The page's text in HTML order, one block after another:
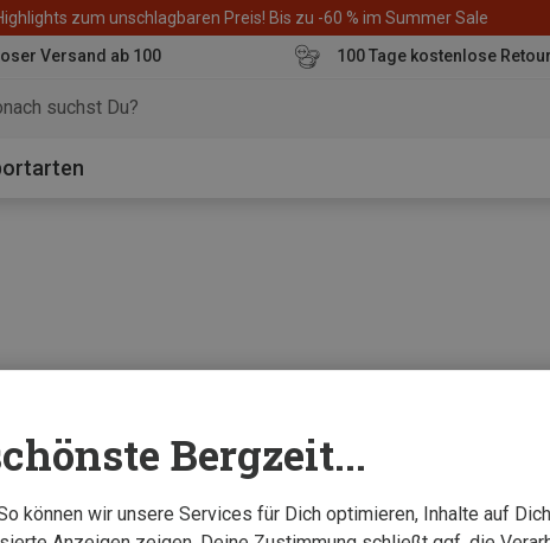
zum unschlagbaren Preis! Bis zu -60 % im Summer Sale
Versand ab 100
100 Tage kostenlose
Bergzeit...
können wir unsere Services für Dich optimieren, Inhalte auf